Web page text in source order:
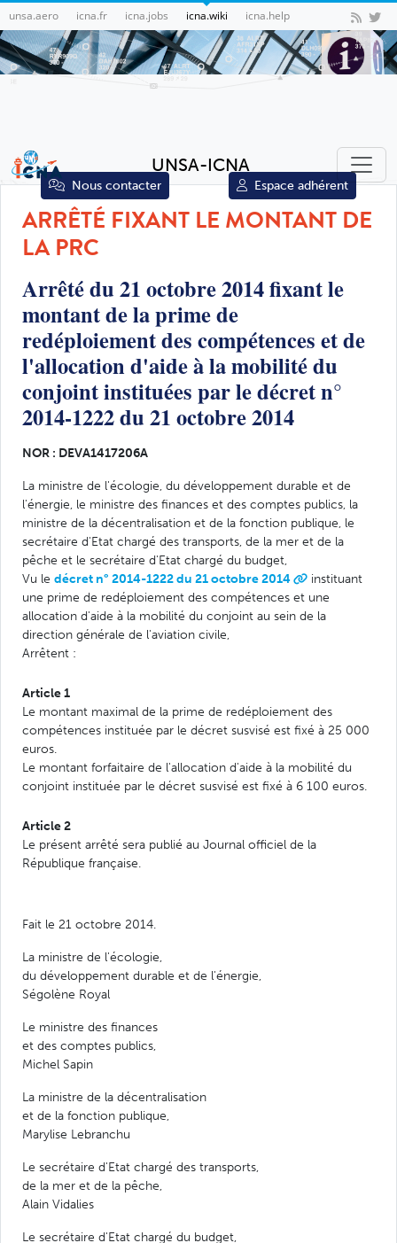
unsa.aero icna.fr icna.jobs icna.wiki icna.help
Nous contacter Espace adhérent
UNSA-ICNA
ARRÊTÉ FIXANT LE MONTANT DE
LA PRC
Arrêté du 21 octobre 2014 fixant le
montant de la prime de
redéploiement des compétences et de
l'allocation d'aide à la mobilité du
conjoint instituées par le décret n°
2014-1222 du 21 octobre 2014
NOR : DEVA1417206A
La ministre de l'écologie, du développement durable et de
l'énergie, le ministre des finances et des comptes publics, la
ministre de la décentralisation et de la fonction publique, le
secrétaire d'Etat chargé des transports, de la mer et de la
pêche et le secrétaire d'Etat chargé du budget,
Vu le décret n° 2014-1222 du 21 octobre 2014
instituant
une prime de redéploiement des compétences et une
allocation d'aide à la mobilité du conjoint au sein de la
direction générale de l'aviation civile,
Arrêtent :
Article 1
Le montant maximal de la prime de redéploiement des
compétences instituée par le décret susvisé est fixé à 25 000
euros.
Le montant forfaitaire de l'allocation d'aide à la mobilité du
conjoint instituée par le décret susvisé est fixé à 6 100 euros.
Article 2
Le présent arrêté sera publié au Journal officiel de la
République française.
Fait le 21 octobre 2014.
La ministre de l'écologie,
du développement durable et de l'énergie,
Ségolène Royal
Le ministre des finances
et des comptes publics,
Michel Sapin
La ministre de la décentralisation
et de la fonction publique,
Marylise Lebranchu
Le secrétaire d'Etat chargé des transports,
de la mer et de la pêche,
Alain Vidalies
Le secrétaire d'Etat chargé du budget,